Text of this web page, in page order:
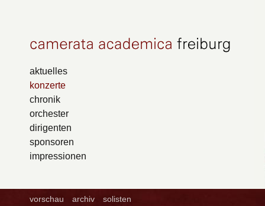
aktuelles
konzerte
chronik
orchester
dirigenten
sponsoren
impressionen
vorschau archiv solisten